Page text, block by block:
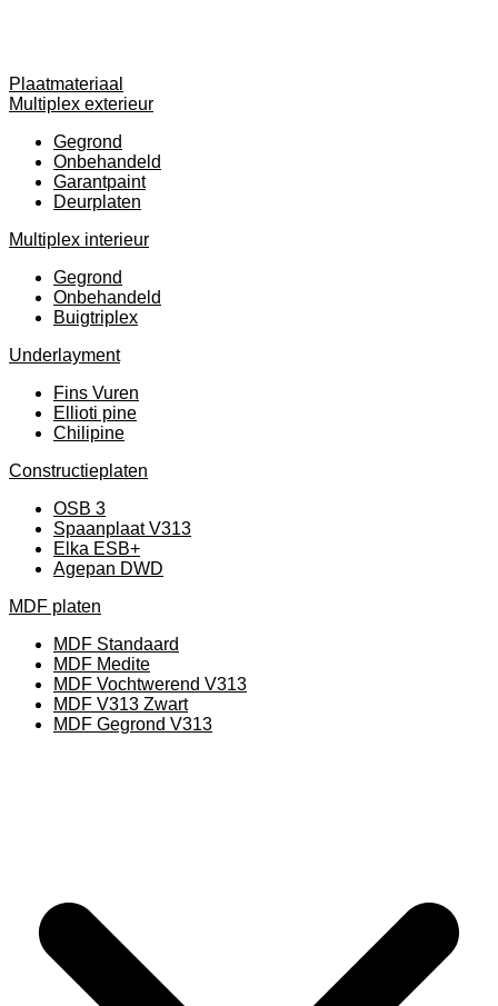
Plaatmateriaal
Multiplex exterieur
Gegrond
Onbehandeld
Garantpaint
Deurplaten
Multiplex interieur
Gegrond
Onbehandeld
Buigtriplex
Underlayment
Fins Vuren
Ellioti pine
Chilipine
Constructieplaten
OSB 3
Spaanplaat V313
Elka ESB+
Agepan DWD
MDF platen
MDF Standaard
MDF Medite
MDF Vochtwerend V313
MDF V313 Zwart
MDF Gegrond V313